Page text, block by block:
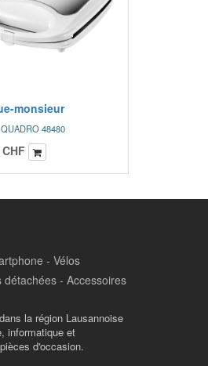
monsieur
48480
- Vélos
- Accessoires
la région Lausannoise
informatique et
d'occasion.